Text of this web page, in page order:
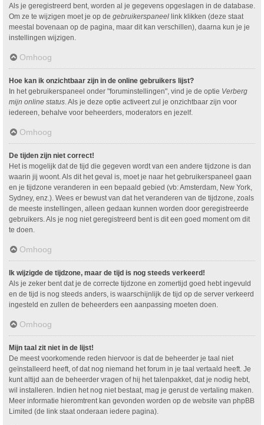
Als je geregistreerd bent, worden al je gegevens opgeslagen in de database.
Om ze te wijzigen moet je op de gebruikerspaneel link klikken (deze staat
meestal bovenaan op de pagina, maar dit kan verschillen), daarna kun je je
instellingen wijzigen.
Omhoog
Hoe kan ik onzichtbaar zijn in de online gebruikers lijst?
In het gebruikerspaneel onder "foruminstellingen", vind je de optie Verberg
mijn online status . Als je deze optie activeert zul je onzichtbaar zijn voor
iedereen, behalve voor beheerders, moderators en jezelf.
Omhoog
De tijden zijn niet correct!
Het is mogelijk dat de tijd die gegeven wordt van een andere tijdzone is dan
waarin jij woont. Als dit het geval is, moet je naar het gebruikerspaneel gaan
en je tijdzone veranderen in een bepaald gebied (vb: Amsterdam, New York,
Sydney, enz.). Wees er bewust van dat het veranderen van de tijdzone, zoals
de meeste instellingen, alleen gedaan kunnen worden door geregistreerde
gebruikers. Als je nog niet geregistreerd bent is dit een goed moment om dit
te doen.
Omhoog
Ik wijzigde de tijdzone, maar de tijd is nog steeds verkeerd!
Als je zeker bent dat je de correcte tijdzone en zomertijd goed hebt ingevuld
en de tijd is nog steeds anders, is waarschijnlijk de tijd op de server verkeerd
ingesteld en zullen de beheerders een aanpassing moeten doen.
Omhoog
Mijn taal zit niet in de lijst!
De meest voorkomende reden hiervoor is dat de beheerder je taal niet
geïnstalleerd heeft, of dat nog niemand het forum in je taal vertaald heeft. Je
kunt altijd aan de beheerder vragen of hij het talenpakket, dat je nodig hebt,
wil installeren. Indien het nog niet bestaat, mag je gerust de vertaling maken.
Meer informatie hieromtrent kan gevonden worden op de website van phpBB
Limited (de link staat onderaan iedere pagina).